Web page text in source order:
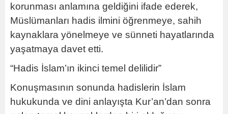
korunması anlamına geldiğini ifade ederek,
Müslümanları hadis ilmini öğrenmeye, sahih
kaynaklara yönelmeye ve sünneti hayatlarında
yaşatmaya davet etti.
“Hadis İslam’ın ikinci temel delilidir”
Konuşmasının sonunda hadislerin İslam
hukukunda ve dini anlayışta Kur’an’dan sonra